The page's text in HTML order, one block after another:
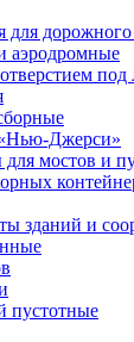
дорожного
аэродромные
Джерси»
мостов и
зданий и
пустотные